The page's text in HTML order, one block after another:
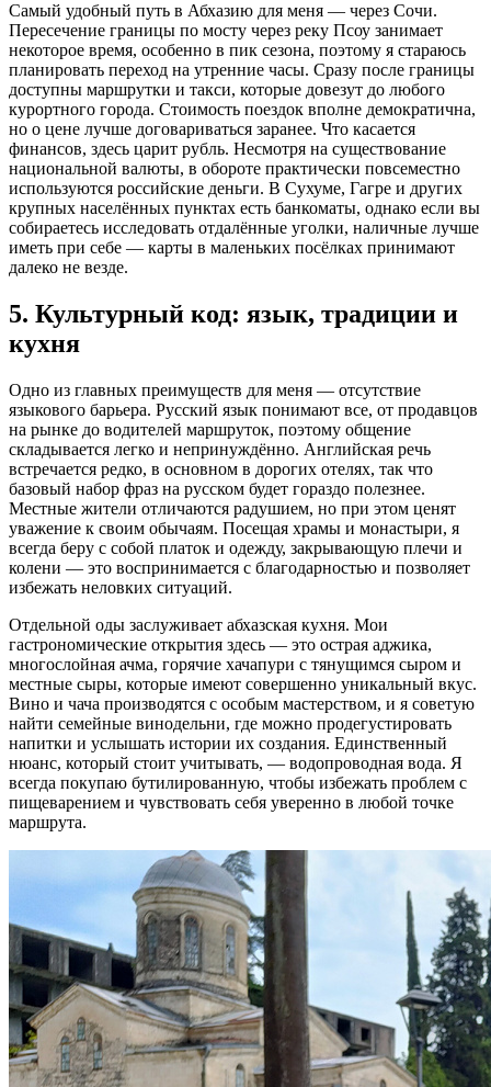
Самый удобный путь в Абхазию для меня — через Сочи.
Пересечение границы по мосту через реку Псоу занимает
некоторое время, особенно в пик сезона, поэтому я стараюсь
планировать переход на утренние часы. Сразу после границы
доступны маршрутки и такси, которые довезут до любого
курортного города. Стоимость поездок вполне демократична,
но о цене лучше договариваться заранее. Что касается
финансов, здесь царит рубль. Несмотря на существование
национальной валюты, в обороте практически повсеместно
используются российские деньги. В Сухуме, Гагре и других
крупных населённых пунктах есть банкоматы, однако если вы
собираетесь исследовать отдалённые уголки, наличные лучше
иметь при себе — карты в маленьких посёлках принимают
далеко не везде.
5. Культурный код: язык, традиции и
кухня
Одно из главных преимуществ для меня — отсутствие
языкового барьера. Русский язык понимают все, от продавцов
на рынке до водителей маршруток, поэтому общение
складывается легко и непринуждённо. Английская речь
встречается редко, в основном в дорогих отелях, так что
базовый набор фраз на русском будет гораздо полезнее.
Местные жители отличаются радушием, но при этом ценят
уважение к своим обычаям. Посещая храмы и монастыри, я
всегда беру с собой платок и одежду, закрывающую плечи и
колени — это воспринимается с благодарностью и позволяет
избежать неловких ситуаций.
Отдельной оды заслуживает абхазская кухня. Мои
гастрономические открытия здесь — это острая аджика,
многослойная ачма, горячие хачапури с тянущимся сыром и
местные сыры, которые имеют совершенно уникальный вкус.
Вино и чача производятся с особым мастерством, и я советую
найти семейные винодельни, где можно продегустировать
напитки и услышать истории их создания. Единственный
нюанс, который стоит учитывать, — водопроводная вода. Я
всегда покупаю бутилированную, чтобы избежать проблем с
пищеварением и чувствовать себя уверенно в любой точке
маршрута.